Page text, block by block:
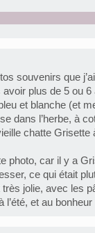
souvenirs que
plus de 5 ou
et blanche (et
dans l’herbe, à
chatte
photo, car il y a
ce qui était
jolie, avec les
l’été, et au bonheur